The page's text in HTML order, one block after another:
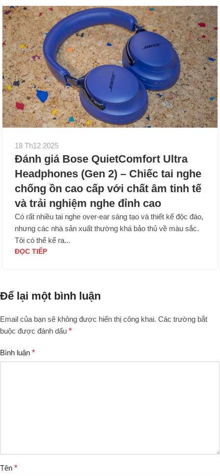
18 Th12 2025
Đánh giá Bose QuietComfort Ultra
Headphones (Gen 2) – Chiếc tai nghe
chống ồn cao cấp với chất âm tinh tế
và trải nghiệm nghe đỉnh cao
Có rất nhiều tai nghe over-ear sáng tạo và thiết kế độc đáo,
nhưng các nhà sản xuất thường khá bảo thủ về màu sắc.
Tôi có thể kể ra...
ĐỌC TIẾP
Để lại một bình luận
Email của bạn sẽ không được hiển thị công khai. Các trường bắt
buộc được đánh dấu *
Bình luận *
Tên *